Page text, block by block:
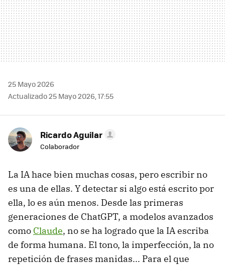
25 Mayo 2026
Actualizado 25 Mayo 2026, 17:55
Ricardo Aguilar
Colaborador
La IA hace bien muchas cosas, pero escribir no
es una de ellas. Y detectar si algo está escrito por
ella, lo es aún menos. Desde las primeras
generaciones de ChatGPT, a modelos avanzados
como Claude, no se ha logrado que la IA escriba
de forma humana. El tono, la imperfección, la no
repetición de frases manidas... Para el que